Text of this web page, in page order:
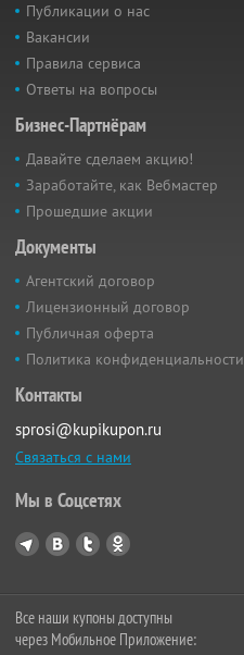
Публикации о нас
Вакансии
Правила сервиса
Ответы на вопросы
Бизнес-Партнёрам
Давайте сделаем акцию!
Заработайте, как Вебмастер
Прошедшие акции
Документы
Агентский договор
Лицензионный договор
Публичная оферта
Политика конфиденциальности
Контакты
sprosi@kupikupon.ru
Связаться с нами
Мы в Соцсетях
Все наши купоны доступны
через Мобильное Приложение: